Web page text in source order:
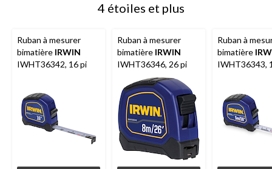
4 étoiles et plus
Ruban à mesurer
bimatière IRWIN
IWHT36342, 16 pi
Ruban à mesurer
bimatière IRWIN
IWHT36346, 26 pi
Ruban à
bimatière
IWHT36343,